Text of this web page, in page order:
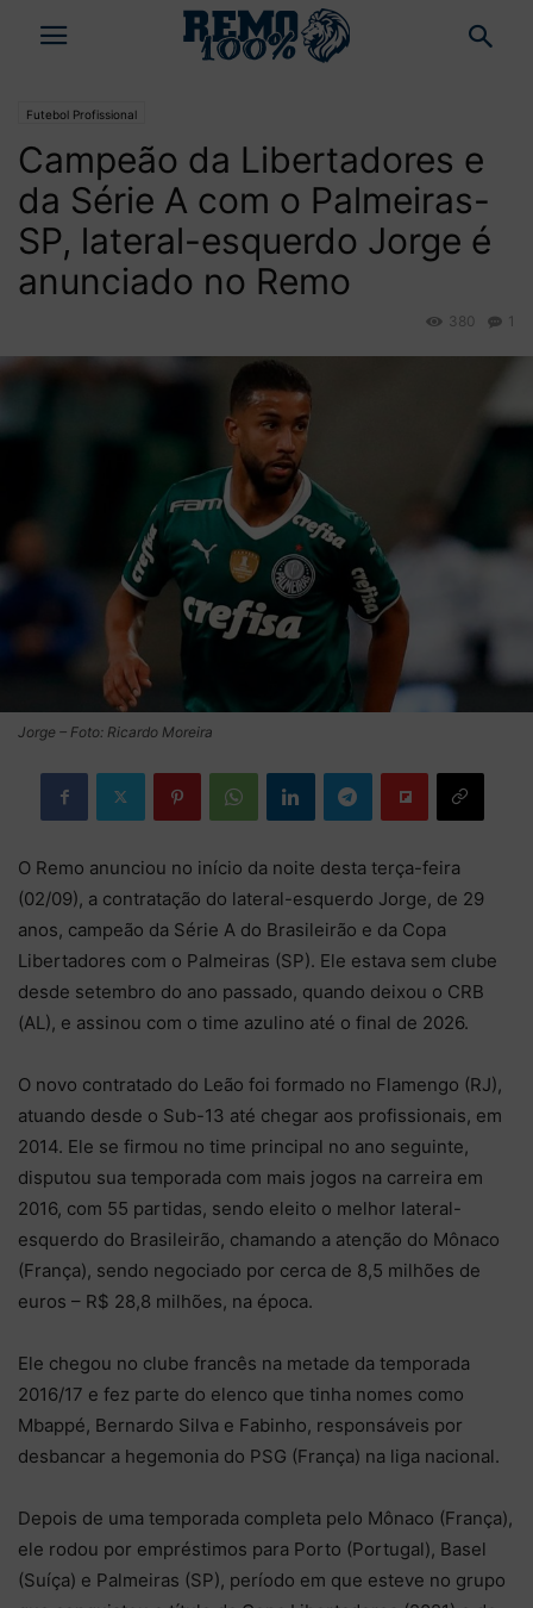
Futebol Profissional
Campeão da Libertadores e
da Série A com o Palmeiras-
SP, lateral-esquerdo Jorge é
anunciado no Remo
1
380
Jorge – Foto: Ricardo Moreira
O Remo anunciou no início da noite desta terça-feira
(02/09), a contratação do lateral-esquerdo Jorge, de 29
anos, campeão da Série A do Brasileirão e da Copa
Libertadores com o Palmeiras (SP). Ele estava sem clube
desde setembro do ano passado, quando deixou o CRB
(AL), e assinou com o time azulino até o final de 2026.
O novo contratado do Leão foi formado no Flamengo (RJ),
atuando desde o Sub-13 até chegar aos profissionais, em
2014. Ele se firmou no time principal no ano seguinte,
disputou sua temporada com mais jogos na carreira em
2016, com 55 partidas, sendo eleito o melhor lateral-
esquerdo do Brasileirão, chamando a atenção do Mônaco
(França), sendo negociado por cerca de 8,5 milhões de
euros – R$ 28,8 milhões, na época.
Ele chegou no clube francês na metade da temporada
2016/17 e fez parte do elenco que tinha nomes como
Mbappé, Bernardo Silva e Fabinho, responsáveis por
desbancar a hegemonia do PSG (França) na liga nacional.
Depois de uma temporada completa pelo Mônaco (França),
ele rodou por empréstimos para Porto (Portugal), Basel
(Suíça) e Palmeiras (SP), período em que esteve no grupo